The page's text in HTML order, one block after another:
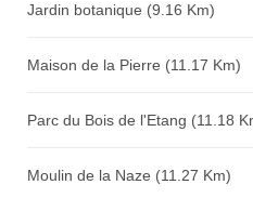
Jardin botanique (9.16 Km)
Maison de la Pierre (11.17 Km)
Parc du Bois de l'Etang (11.18
Moulin de la Naze (11.27 Km)